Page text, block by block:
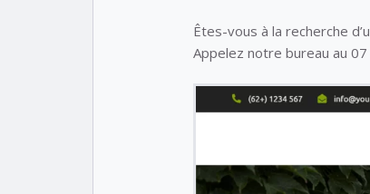
Êtes-vous à la recherche
Appelez notre bureau au